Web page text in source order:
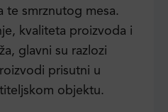
te smrznutog mesa.
kvaliteta proizvoda i
glavni su razlozi
prisutni u
objektu.